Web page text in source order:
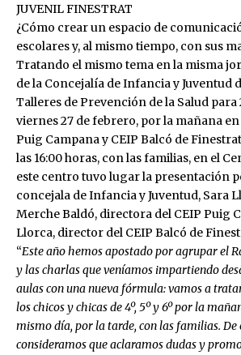
JUVENIL FINESTRAT
¿Cómo crear un espacio de
escolares y, al mismo tiempo, con sus
Tratando el mismo tema en la misma
de la Concejalía de Infancia y Juventud
Talleres de Prevención de la Salud para
viernes 27 de febrero, por la mañana en
Puig Campana y CEIP Balcó de
las 16:00 horas, con las familias, en el
este centro tuvo lugar la presentación
concejala de Infancia y Juventud, Sara
Merche Baldó, directora del CEIP Puig
Llorca, director del CEIP Balcó de
“Este año hemos apostado por agrupar el
y las charlas que veníamos impartiendo
aulas con una nueva fórmula: vamos a
los chicos y chicas de 4º, 5º y 6º por la
mismo día, por la tarde, con las familias. De
consideramos que aclaramos dudas y